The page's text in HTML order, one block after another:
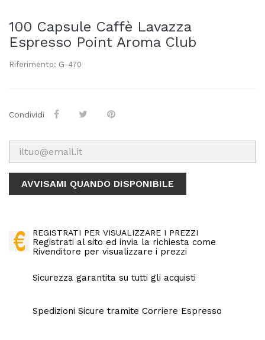
100 Capsule Caffè Lavazza
Espresso Point Aroma Club
Riferimento: G-470
Condividi
AVVISAMI QUANDO DISPONIBILE
REGISTRATI PER VISUALIZZARE I PREZZI
Registrati al sito ed invia la richiesta come
Rivenditore per visualizzare i prezzi
Sicurezza garantita su tutti gli acquisti
Spedizioni Sicure tramite Corriere Espresso